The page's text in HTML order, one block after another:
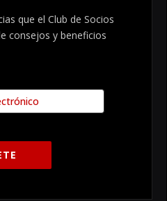
que el Club de Socios
consejos y beneficios